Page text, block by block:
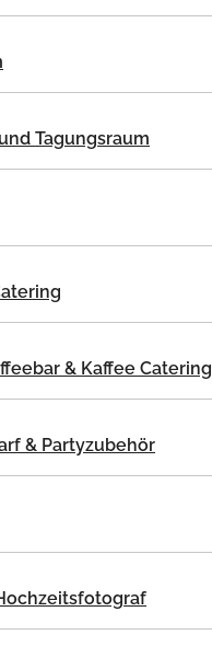
Tagungsraum
& Kaffee Catering
& Partyzubehör